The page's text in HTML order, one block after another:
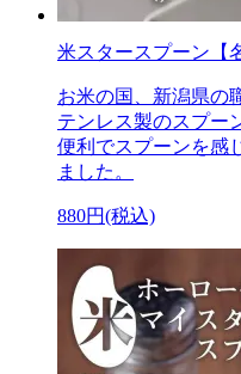
米スタースプーン【
お米の国、新潟県の
テンレス製のスプー
便利でスプーンを感
ました。
880円(税込)